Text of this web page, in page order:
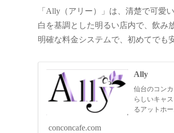
「Ally（アリー）」は、清楚で可愛
白を基調とした明るい店内で、飲み
明確な料金システムで、初めてでも
Ally
仙台のコン
らしいキャ
るアットホ
conconcafe.com